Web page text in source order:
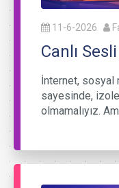
11-6-2026
Canlı
İnternet, sosyal
sayesinde,
olmamalıyız.